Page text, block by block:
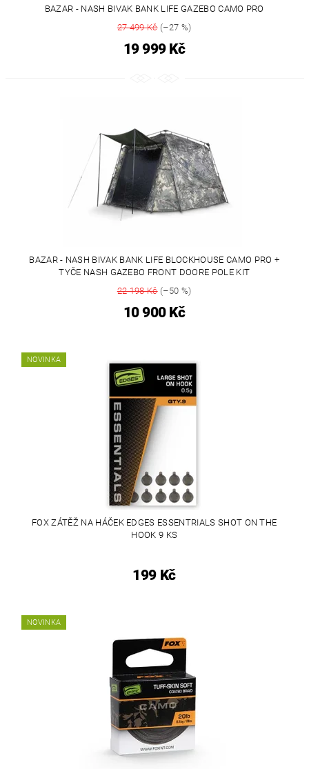
BAZAR - NASH BIVAK BANK LIFE GAZEBO CAMO PRO
27 499 Kč(–27 %)
19 999 Kč
BAZAR - NASH BIVAK BANK LIFE BLOCKHOUSE CAMO PRO +
TYČE NASH GAZEBO FRONT DOORE POLE KIT
22 198 Kč(–50 %)
10 900 Kč
NOVINKA
FOX ZÁTĚŽ NA HÁČEK EDGES ESSENTRIALS SHOT ON THE
HOOK 9 KS
199 Kč
NOVINKA